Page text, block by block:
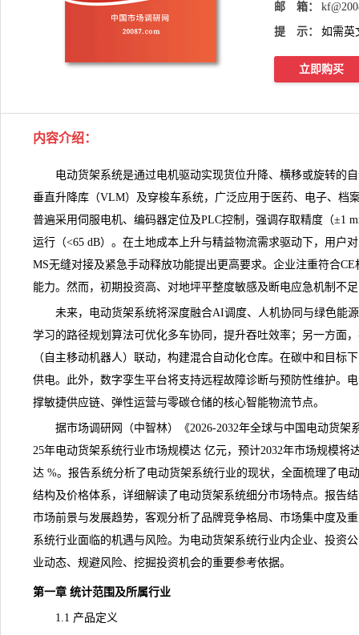
邮 箱：
提 示： 如需英
立即购买
内容介绍：
电动货架系统是通过电机驱动实现货位升降、横移或旋转的自
垂直升降库（VLM）及穿梭车系统，广泛应用于医药、电子、档
普遍采用伺服电机、编码器定位及PLC控制，强调存取精度（±1
运行（<65 dB）。在土地成本上升与精益物流需求驱动下，用户
MS无缝对接及紧急手动释放功能提出更高要求。企业注重符合
能力。然而，初期投资高、对地坪平整度敏感及断电应急机制不
未来，电动货架系统将深度融合AI调度、人机协同与绿色能
学习的路径规划算法可优化多车协同，提升吞吐效率；另一方面
（自主移动机器人）联动，构建混合自动化仓库。在碳中和目标
供电。此外，数字孪生平台将支持远程故障诊断与预防性维护。
撑敏捷供应链、弹性运营与零碳仓储的核心智能物流节点。
据市场调研网（中智林）《2026-2032年全球与中国电动货
25年电动货架系统行业市场规模达 亿元，预计2032年市场规模将
达 %。报告系统分析了电动货架系统行业的现状，全面梳理了电
结构及价格体系，详细解读了电动货架系统细分市场特点。报告
市场前景与发展趋势，客观分析了品牌竞争格局、市场集中度及
系统行业面临的机遇与风险。为电动货架系统行业内企业、投资
业动态、规避风险、挖掘投资机会的重要参考依据。
第一章 统计范围及所属行业
1.1 产品定义